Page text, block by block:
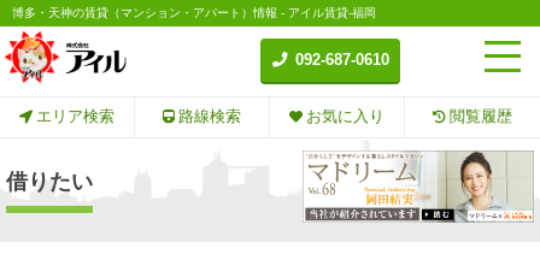
博多・天神の賃貸（マンション・アパート）情報 - アイル賃貸-福岡
092-687-0610
エリア検索 路線検索 お気に入り 閲覧履歴
借りたい